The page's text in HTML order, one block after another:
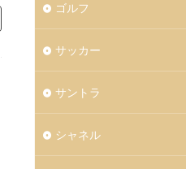
ゴルフ
サッカー
サントラ
シャネル